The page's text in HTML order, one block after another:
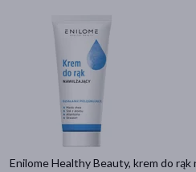
Enilome Healthy Beauty, krem do rąk